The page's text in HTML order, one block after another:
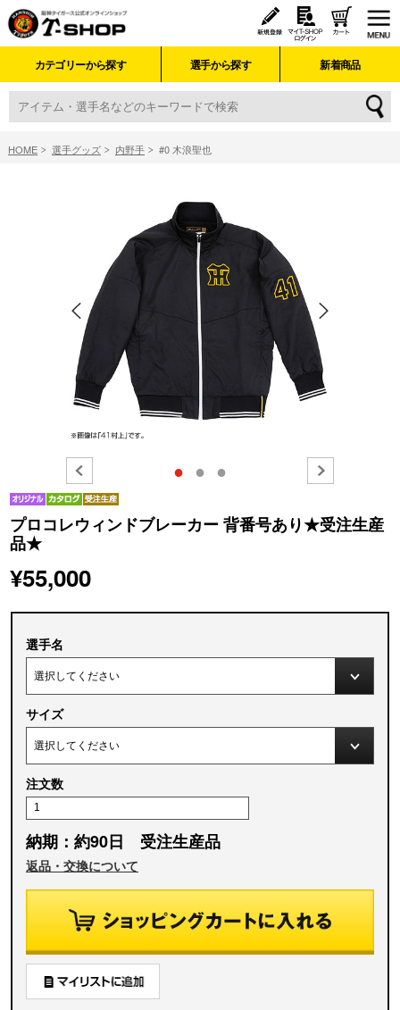
カテゴリーから探す 選手から探す 新着商品
HOME 選手グッズ 内野手 #0 木浪聖也
● ● ●
プロコレウィンドブレーカー 背番号あり★受注生産
品★
¥55,000
選手名
サイズ
注文数
納期：約90日 受注生産品
返品・交換について